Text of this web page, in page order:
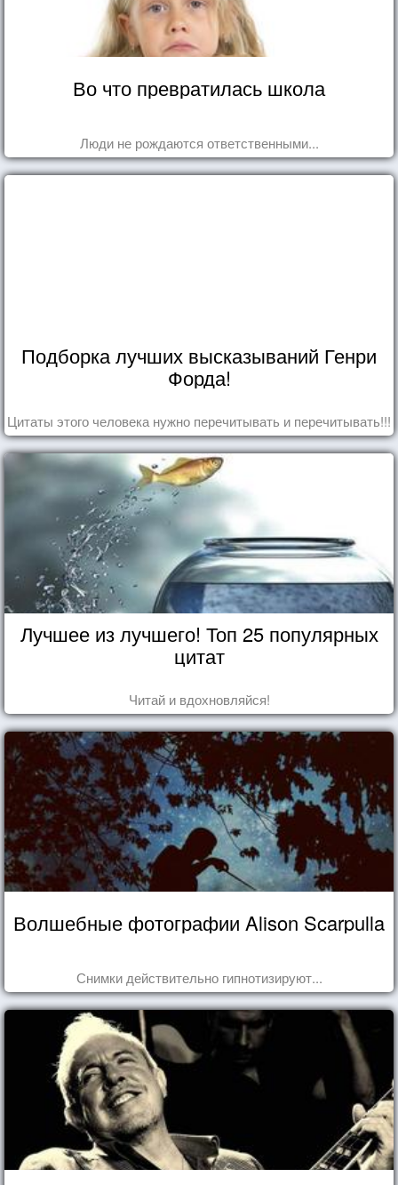
Во что превратилась школа
Люди не рождаются ответственными...
Подборка лучших высказываний Генри
Форда!
Цитаты этого человека нужно перечитывать и перечитывать!!!
Лучшее из лучшего! Топ 25 популярных
цитат
Читай и вдохновляйся!
Волшебные фотографии Alison Scarpulla
Снимки действительно гипнотизируют...